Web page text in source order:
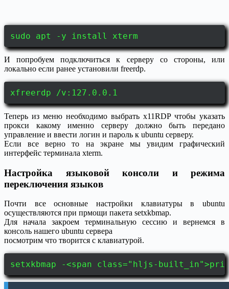
sudo apt -y install xterm
И попробуем подключиться к серверу со стороны, или
локально если ранее установили freerdp.
xfreerdp /v:127.0.0.1
Теперь из меню необходимо выбрать x11RDP чтобы указать
прокси какому именно серверу должно быть передано
управление и ввести логин и пароль к ubuntu серверу.
Если все верно то на экране мы увидим графический
интерфейс терминала xterm.
Настройка языковой консоли и режима
переключения языков
Почти все основные настройки клавиатуры в ubuntu
осуществляются при прмощи пакета setxkbmap.
Для начала закроем терминальную сессию и вернемся в
консоль нашего ubuntu сервера
посмотрим что творится с клавиатурой.
setxkbmap -<span class="hljs-